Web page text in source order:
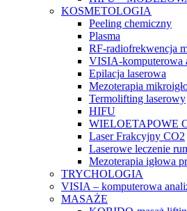
KOSMETOLOGIA
Peeling chemiczny
Plasma
RF-radiofrekwencja
VISIA-komputerowa
Epilacja laserowa
Mezoterapia
Termolifting laserowy
HIFU
WIELOETAPOWE
Laser Frakcyjny CO2
Laserowe leczenie
Mezoterapia igłowa
TRYCHOLOGIA
VISIA – komputerowa
MASAŻE